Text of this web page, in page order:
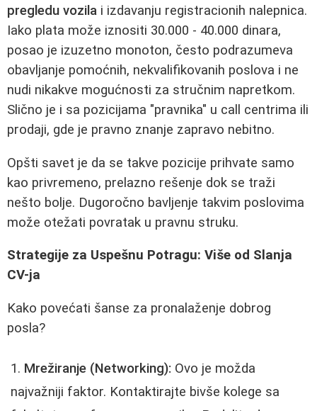
pregledu vozila i izdavanju registracionih nalepnica.
Iako plata može iznositi 30.000 - 40.000 dinara,
posao je izuzetno monoton, često podrazumeva
obavljanje pomoćnih, nekvalifikovanih poslova i ne
nudi nikakve mogućnosti za stručnim napretkom.
Slično je i sa pozicijama "pravnika" u call centrima ili
prodaji, gde je pravno znanje zapravo nebitno.
Opšti savet je da se takve pozicije prihvate samo
kao privremeno, prelazno rešenje dok se traži
nešto bolje. Dugoročno bavljenje takvim poslovima
može otežati povratak u pravnu struku.
Strategije za Uspešnu Potragu: Više od Slanja
CV-ja
Kako povećati šanse za pronalaženje dobrog
posla?
Mrežiranje (Networking): Ovo je možda
najvažniji faktor. Kontaktirajte bivše kolege sa